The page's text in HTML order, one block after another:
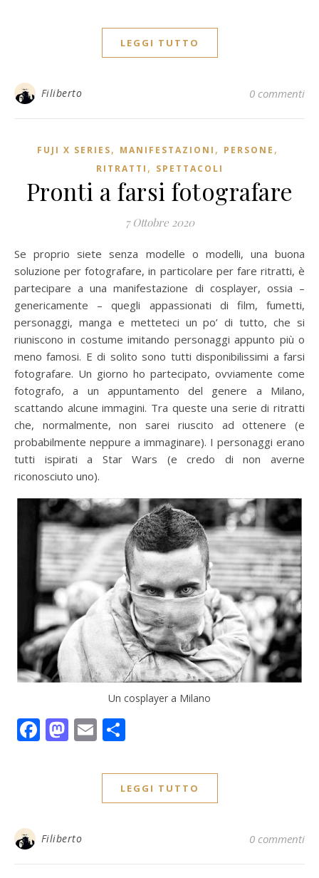
LEGGI TUTTO
Filiberto 0 commenti
FUJI X SERIES, MANIFESTAZIONI , PERSONE ,
RITRATTI , SPETTACOLI
Pronti a farsi fotografare
7 Ottobre 2020
Se proprio siete senza modelle o modelli, una buona
soluzione per fotografare, in particolare per fare ritratti, è
partecipare a una manifestazione di cosplayer, ossia –
genericamente – quegli appassionati di film, fumetti,
personaggi, manga e metteteci un po’ di tutto, che si
riuniscono in costume imitando personaggi appunto più o
meno famosi. E di solito sono tutti disponibilissimi a farsi
fotografare. Un giorno ho partecipato, ovviamente come
fotografo, a un appuntamento del genere a Milano,
scattando alcune immagini. Tra queste una serie di ritratti
che, normalmente, non sarei riuscito ad ottenere (e
probabilmente neppure a immaginare). I personaggi erano
tutti ispirati a Star Wars (e credo di non averne
riconosciuto uno).
Un cosplayer a Milano
Facebook
Mastodon
Email
LEGGI TUTTO
Filiberto 0 commenti